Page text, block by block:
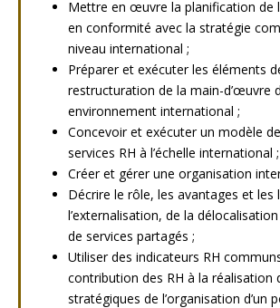
Mettre en œuvre la planification de
en conformité avec la stratégie
niveau international ;
Préparer et exécuter les éléments
restructuration de la main-d’œuvre
environnement international ;
Concevoir et exécuter un modèle
services RH à l’échelle international ;
Créer et gérer une organisation
Décrire le rôle, les avantages et les
l’externalisation, de la
de services partagés ;
Utiliser des indicateurs RH
contribution des RH à la réalisation
stratégiques de l’organisation d’un